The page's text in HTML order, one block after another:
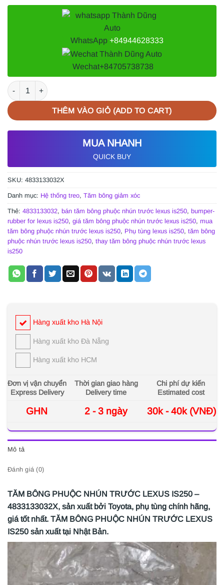
WhatsApp +84944628333
Wechat+84705738738
TĂM BÔNG PHUỘC NHÚN TRƯỚC LEXUS IS250 số lượng
THÊM VÀO GIỎ (ADD TO CART)
MUA NHANH
QUICK BUY
SKU: 4833133032X
Danh mục: Hệ thống treo, Tăm bông giảm xóc
Thẻ: 4833133032, bán tăm bông phuộc nhún trước lexus is250, bumper-
rubber for lexus is250, giá tăm bông phuộc nhún trước lexus is250, mua
tăm bông phuộc nhún trước lexus is250, Phụ tùng lexus is250, tăm bông
phuộc nhún trước lexus is250, thay tăm bông phuộc nhún trước lexus
is250
Hàng xuất kho Hà Nội
Hàng xuất kho Đà Nẵng
Hàng xuất kho HCM
Đơn vị vận chuyển
Express Delivery
Thời gian giao hàng
Delivery time
Chi phí dự kiến
Estimated cost
GHN 2 - 3 ngày 30k - 40k (VNĐ)
Mô tả
Đánh giá (0)
TĂM BÔNG PHUỘC NHÚN TRƯỚC LEXUS IS250 –
4833133032X, sản xuất bởi Toyota, phụ tùng chính hãng,
giá tốt nhất. TĂM BÔNG PHUỘC NHÚN TRƯỚC LEXUS
IS250 sản xuất tại Nhật Bản.